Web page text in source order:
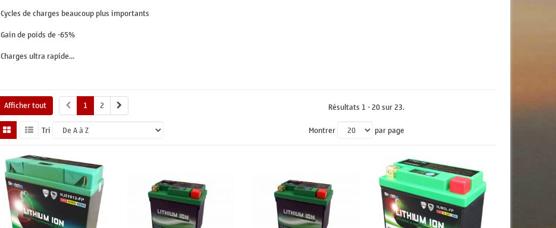
Cycles de charges beaucoup plus importants
Gain de poids de -65%
Charges ultra rapide...
Afficher tout 1 2
Résultats 1 - 20 sur 23.
Tri
Montrer par page